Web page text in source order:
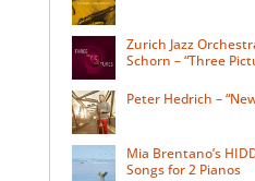
Zurich Jazz
Schorn – “Three
Peter Hedrich –
Mia Brentano’s
Songs for 2 Pianos